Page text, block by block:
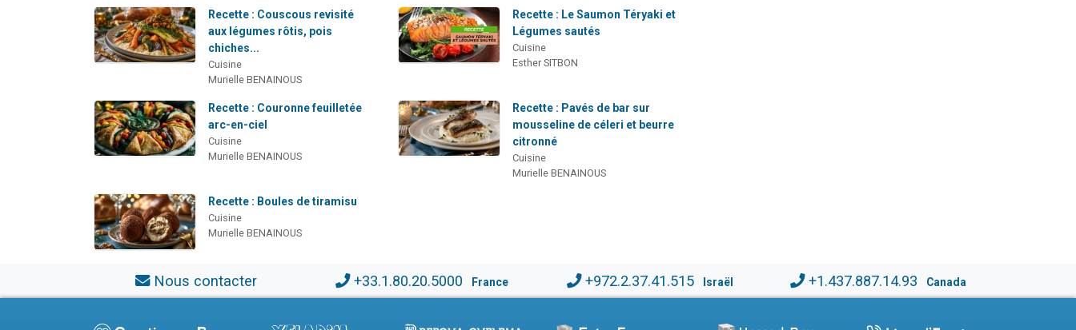
Recette : Couscous revisité
aux légumes rôtis, pois
chiches...
Cuisine
Murielle BENAINOUS
Recette : Le Saumon Téryaki et
Légumes sautés
Cuisine
Esther SITBON
Recette : Couronne feuilletée
arc-en-ciel
Cuisine
Murielle BENAINOUS
Recette : Pavés de bar sur
mousseline de céleri et beurre
citronné
Cuisine
Murielle BENAINOUS
Recette : Boules de tiramisu
Cuisine
Murielle BENAINOUS
Nous contacter +33.1.80.20.5000 France +972.2.37.41.515 Israël +1.437.887.14.93 Canada